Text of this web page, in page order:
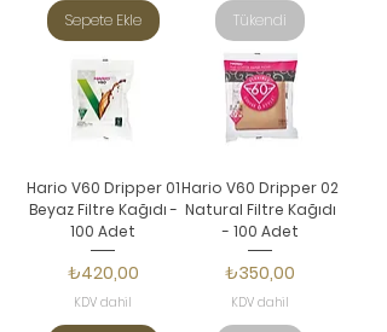
Sepete Ekle Tükendi
Hario V60 Dripper 01
Beyaz Filtre Kağıdı -
100 Adet
Fiyat
₺420,00
KDV dahil
Hario V60 Dripper 02
Natural Filtre Kağıdı
- 100 Adet
Fiyat
₺350,00
KDV dahil